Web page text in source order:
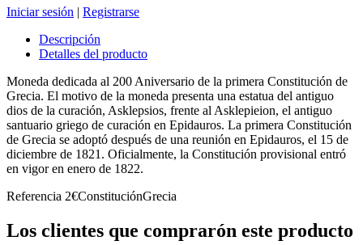
Iniciar sesión | Registrarse
Descripción
Detalles del producto
Moneda dedicada al 200 Aniversario de la primera Constitución de
Grecia. El motivo de la moneda presenta una estatua del antiguo
dios de la curación, Asklepsios, frente al Asklepieion, el antiguo
santuario griego de curación en Epidauros. La primera Constitución
de Grecia se adoptó después de una reunión en Epidauros, el 15 de
diciembre de 1821. Oficialmente, la Constitución provisional entró
en vigor en enero de 1822.
Referencia 2€ConstituciónGrecia
Los clientes que comprarón este producto